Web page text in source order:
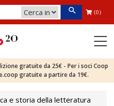
(0)
gratuite da 25€ - Per i soci Coop
gratuite a partire da 19€.
e storia della letteratura